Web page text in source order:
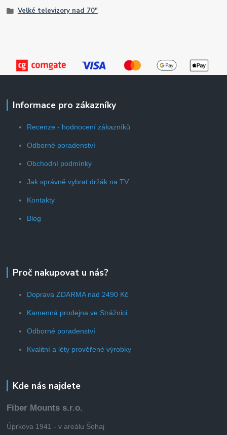
Velké televizory nad 70"
Informace pro zákazníky
Recenze - hodnocení zákazníků
Odborné poradenství
Obchodní podmínky
Jak správně vybrat držák na TV
Kontakty
Blog
Proč nakupovat u nás?
Doprava ZDARMA nad 2490 Kč
Kamenná prodejna ve Strážnici
Odborné poradenství
Kvalitní a léty prověřené výrobky
Kde nás najdete
Fiber Mounts s.r.o.
Úprkova 1941 - v areálu Šohaj